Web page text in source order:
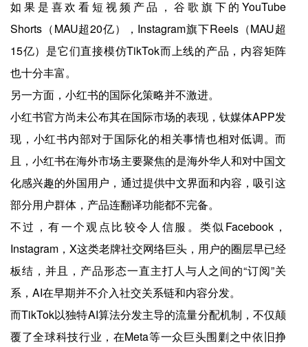
如果是喜欢看短视频产品，谷歌旗下的YouTube
Shorts（MAU超20亿），Instagram旗下Reels（MAU超
15亿）是它们直接模仿TikTok而上线的产品，内容矩阵
也十分丰富。
另一方面，小红书的国际化策略并不激进。
小红书官方尚未公布其在国际市场的表现，钛媒体APP发
现，小红书内部对于国际化的相关事情也相对低调。而
且，小红书在海外市场主要聚焦的是海外华人和对中国文
化感兴趣的外国用户，通过提供中文界面和内容，吸引这
部分用户群体，产品连翻译功能都不完备。
不过，有一个观点比较令人信服。类似Facebook，
Instagram，X这类老牌社交网络巨头，用户的圈层早已经
板结，并且，产品形态一直主打人与人之间的“订阅”关
系，AI在早期并不介入社交关系链和内容分发。
而TikTok以独特AI算法分发主导的流量分配机制，不仅颠
覆了全球科技行业，在Meta等一众巨头围剿之中依旧挣